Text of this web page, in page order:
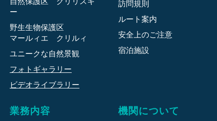
ー
野生生物保護区
マールィエ クリルィ
ユニークな自然景観
フォトギャラリー
ビデオライブラリー
訪問規則
ルート案内
安全上のご注意
宿泊施設
業務内容 機関について